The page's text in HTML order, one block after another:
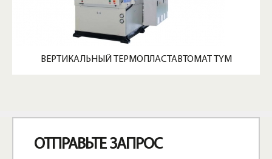
ВЕРТИКАЛЬНЫЙ ТЕРМОПЛАСТАВТОМАТ TYM
ОТПРАВЬТЕ ЗАПРОС